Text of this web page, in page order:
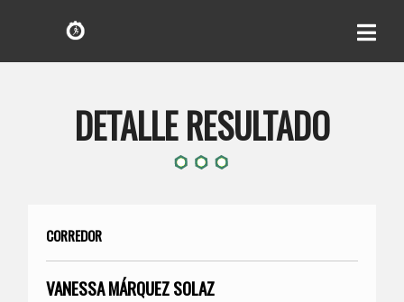
DETALLE RESULTADO
CORREDOR
VANESSA MÁRQUEZ SOLAZ